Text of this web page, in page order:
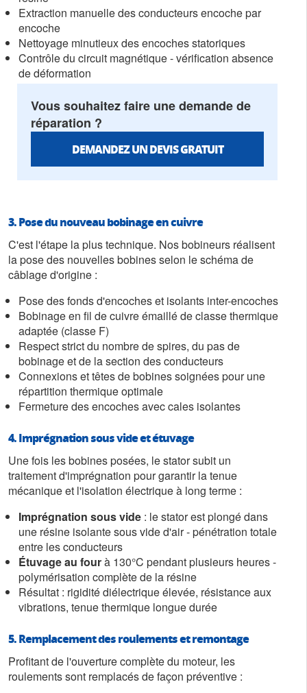
Extraction manuelle des conducteurs encoche par
encoche
Nettoyage minutieux des encoches statoriques
Contrôle du circuit magnétique - vérification absence
de déformation
Vous souhaitez faire une demande de
réparation ?
DEMANDEZ UN DEVIS GRATUIT
3. Pose du nouveau bobinage en cuivre
C'est l'étape la plus technique. Nos bobineurs réalisent
la pose des nouvelles bobines selon le schéma de
câblage d'origine :
Pose des fonds d'encoches et isolants inter-encoches
Bobinage en fil de cuivre émaillé de classe thermique
adaptée (classe F)
Respect strict du nombre de spires, du pas de
bobinage et de la section des conducteurs
Connexions et têtes de bobines soignées pour une
répartition thermique optimale
Fermeture des encoches avec cales isolantes
4. Imprégnation sous vide et étuvage
Une fois les bobines posées, le stator subit un
traitement d'imprégnation pour garantir la tenue
mécanique et l'isolation électrique à long terme :
Imprégnation sous vide : le stator est plongé dans
une résine isolante sous vide d'air - pénétration totale
entre les conducteurs
Étuvage au fourà 130°C pendant plusieurs heures -
polymérisation complète de la résine
Résultat : rigidité diélectrique élevée, résistance aux
vibrations, tenue thermique longue durée
5. Remplacement des roulements et remontage
Profitant de l'ouverture complète du moteur, les
roulements sont remplacés de façon préventive :